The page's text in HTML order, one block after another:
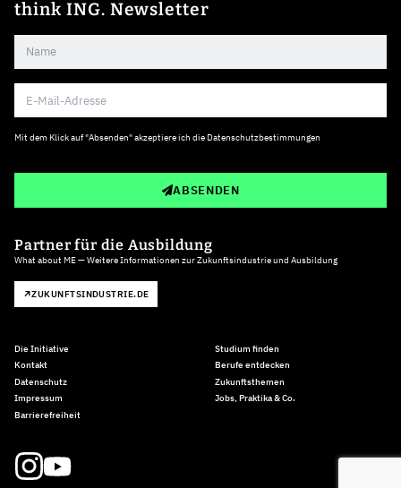
think ING. Newsletter
Mit dem Klick auf "Absenden" akzeptiere ich die Datenschutzbestimmungen
ABSENDEN
Partner für die Ausbildung
What about ME — Weitere Informationen zur Zukunftsindustrie und Ausbildung
ZUKUNFTSINDUSTRIE.DE
Die Initiative
Kontakt
Datenschutz
Impressum
Barrierefreiheit
Studium finden
Berufe entdecken
Zukunftsthemen
Jobs, Praktika & Co.